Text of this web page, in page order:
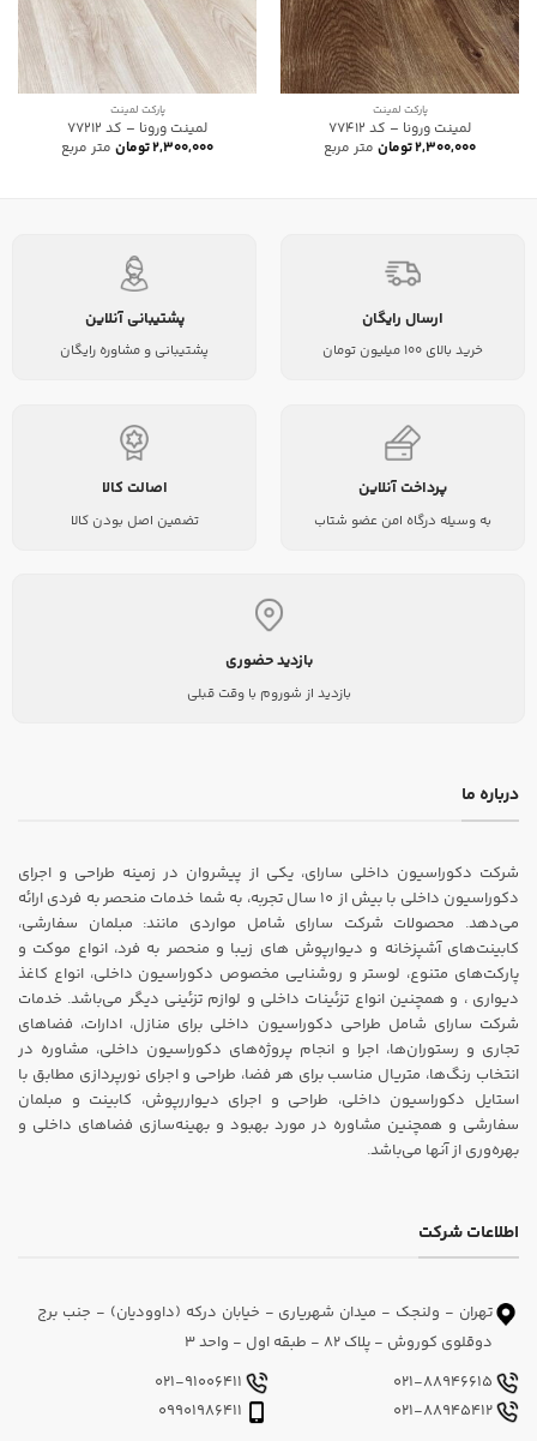
پارکت لمینت
لمینت ورونا – کد 77412
۲,۳۰۰,۰۰۰تومان متر مربع
پارکت لمینت
لمینت ورونا – کد 77212
۲,۳۰۰,۰۰۰تومان متر مربع
ارسال رایگان
خرید بالای 100 میلیون تومان
پشتیبانی آنلاین
پشتیبانی و مشاوره رایگان
پرداخت آنلاین
به وسیله درگاه امن عضو شتاب
اصالت کالا
تضمین اصل بودن کالا
بازدید حضوری
بازدید از شوروم با وقت قبلی
درباره ما
شرکت دکوراسیون داخلی سارای، یکی از پیشروان در زمینه طراحی و اجرای
دکوراسیون داخلی با بیش از ۱۰ سال تجربه، به شما خدمات منحصر به فردی ارائه
می‌دهد. محصولات شرکت سارای شامل مواردی مانند: مبلمان سفارشی،
کابینت‌های آشپزخانه و دیوارپوش های زیبا و منحصر به فرد، انواع موکت و
پارکت‌های متنوع، لوستر و روشنایی مخصوص دکوراسیون داخلی، انواع کاغذ
دیواری ، و همچنین انواع تزئینات داخلی و لوازم تزئینی دیگر می‌باشد. خدمات
شرکت سارای شامل طراحی دکوراسیون داخلی برای منازل، ادارات، فضاهای
تجاری و رستوران‌ها، اجرا و انجام پروژه‌های دکوراسیون داخلی، مشاوره در
انتخاب رنگ‌ها، متریال مناسب برای هر فضا، طراحی و اجرای نورپردازی مطابق با
استایل دکوراسیون داخلی، طراحی و اجرای دیواررپوش، کابینت و مبلمان
سفارشی و همچنین مشاوره در مورد بهبود و بهینه‌سازی فضاهای داخلی و
بهره‌وری از آنها می‌باشد.
اطلاعات شرکت
تهران - ولنجک - میدان شهریاری - خیابان درکه (داوودیان) - جنب برج
دوقلوی کوروش - پلاک 82 - طبقه اول - واحد 3